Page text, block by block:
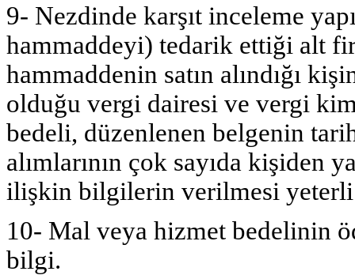
9- Nezdinde karşıt inceleme
hammaddeyi) tedarik ettiği alt
hammaddenin satın alındığı
olduğu vergi dairesi ve vergi
bedeli, düzenlenen belgenin
alımlarının çok sayıda kişiden
ilişkin bilgilerin verilmesi yeterli
10- Mal veya hizmet bedelinin
bilgi.